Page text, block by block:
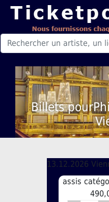
Billets
13.12.2026
assis